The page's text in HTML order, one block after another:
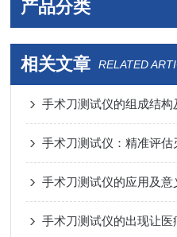
产品分类
相关文章 RELATED
手术刀测试仪的组成结构
手术刀测试仪：精准评估
手术刀测试仪的应用及意
手术刀测试仪的出现让